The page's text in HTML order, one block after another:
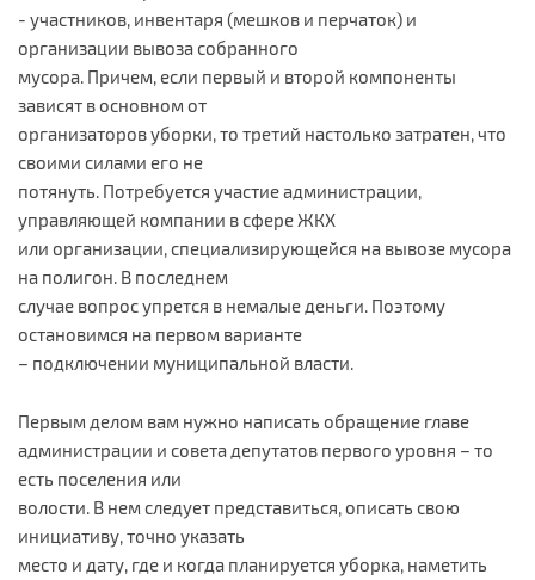
- участников, инвентаря (мешков и перчаток) и
организации вывоза собранного
мусора. Причем, если первый и второй компоненты
зависят в основном от
организаторов уборки, то третий настолько затратен, что
своими силами его не
потянуть. Потребуется участие администрации,
управляющей компании в сфере ЖКХ
или организации, специализирующейся на вывозе мусора
на полигон. В последнем
случае вопрос упрется в немалые деньги. Поэтому
остановимся на первом варианте
– подключении муниципальной власти.
Первым делом вам нужно написать обращение главе
администрации и совета депутатов первого уровня – то
есть поселения или
волости. В нем следует представиться, описать свою
инициативу, точно указать
место и дату, где и когда планируется уборка, наметить